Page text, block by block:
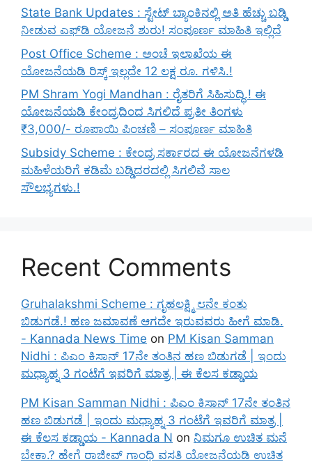
State Bank Updates : ಸ್ಟೇಟ್ ಬ್ಯಾಂಕಿನಲ್ಲಿ ಅತಿ ಹೆಚ್ಚು ಬಡ್ಡಿ
ನೀಡುವ ಎಫ್‌ಡಿ ಯೋಜನೆ ಶುರು! ಸಂಪೂರ್ಣ ಮಾಹಿತಿ ಇಲ್ಲಿದೆ
Post Office Scheme : ಅಂಚೆ ಇಲಾಖೆಯ ಈ
ಯೋಜನೆಯಡಿ ರಿಸ್ಕ್‌ ಇಲ್ಲದೇ 12 ಲಕ್ಷ ರೂ. ಗಳಿಸಿ.!
PM Shram Yogi Mandhan : ರೈತರಿಗೆ ಸಿಹಿಸುದ್ಧಿ.! ಈ
ಯೋಜನೆಯಡಿ ಕೇಂದ್ರದಿಂದ ಸಿಗಲಿದೆ ಪ್ರತೀ ತಿಂಗಳು
₹3,000/- ರೂಪಾಯಿ ಪಿಂಚಣಿ – ಸಂಪೂರ್ಣ ಮಾಹಿತಿ
Subsidy Scheme : ಕೇಂದ್ರ ಸರ್ಕಾರದ ಈ ಯೋಜನೆಗಳಡಿ
ಮಹಿಳೆಯರಿಗೆ ಕಡಿಮೆ ಬಡ್ಡಿದರದಲ್ಲಿ ಸಿಗಲಿವೆ ಸಾಲ
ಸೌಲಭ್ಯಗಳು.!
Recent Comments
Gruhalakshmi Scheme : ಗೃಹಲಕ್ಷ್ಮಿ ೮ನೇ ಕಂತು
ಬಿಡುಗಡೆ.! ಹಣ ಜಮಾವಣೆ ಆಗದೇ ಇರುವವರು ಹೀಗೆ ಮಾಡಿ.
- Kannada News Time on PM Kisan Samman
Nidhi : ಪಿಎಂ ಕಿಸಾನ್ 17ನೇ ತಂತಿನ ಹಣ ಬಿಡುಗಡೆ | ಇಂದು
ಮಧ್ಯಾಹ್ನ 3 ಗಂಟೆಗೆ ಇವರಿಗೆ ಮಾತ್ರ | ಈ ಕೆಲಸ ಕಡ್ಡಾಯ
PM Kisan Samman Nidhi : ಪಿಎಂ ಕಿಸಾನ್ 17ನೇ ತಂತಿನ
ಹಣ ಬಿಡುಗಡೆ | ಇಂದು ಮಧ್ಯಾಹ್ನ 3 ಗಂಟೆಗೆ ಇವರಿಗೆ ಮಾತ್ರ |
ಈ ಕೆಲಸ ಕಡ್ಡಾಯ - Kannada N on ನಿಮಗೂ ಉಚಿತ ಮನೆ
ಬೇಕಾ.? ಹೇಗೆ ರಾಜೀವ್ ಗಾಂಧಿ ವಸತಿ ಯೋಜನೆಯಡಿ ಉಚಿತ